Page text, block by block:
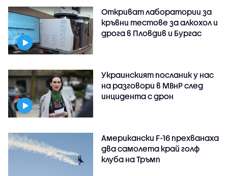
Откриват лаборатории за
кръвни тестове за алкохол и
дрога в Пловдив и Бургас
Украинският посланик у нас
на разговори в МВнР след
инцидента с дрон
Американски F-16 прехванаха
два самолета край голф
клуба на Тръмп